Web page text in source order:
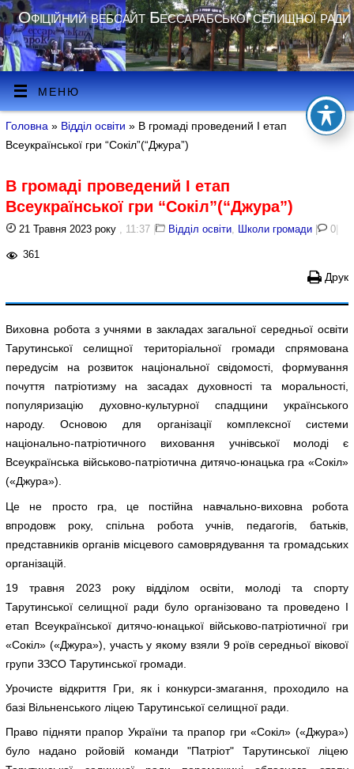
Офіційний вебсайт Бессарабської селищної ради
МЕНЮ
Головна » Відділ освіти » В громаді проведений І етап
Всеукраїнської гри “Сокіл”(“Джура”)
В громаді проведений І етап
Всеукраїнської гри “Сокіл”(“Джура”)
21 Травня 2023 року , 11:37 | Відділ освіти, Школи громади | 0
361
Друк
Виховна робота з учнями в закладах загальної середньої освіти
Тарутинської селищної територіальної громади спрямована
передусім на розвиток національної свідомості, формування
почуття патріотизму на засадах духовності та моральності,
популяризацію духовно-культурної спадщини українського
народу. Основою для організації комплексної системи
національно-патріотичного виховання учнівської молоді є
Всеукраїнська військово-патріотична дитячо-юнацька гра «Сокіл»
(«Джура»).
Це не просто гра, це постійна навчально-виховна робота
впродовж року, спільна робота учнів, педагогів, батьків,
представників органів місцевого самоврядування та громадських
організацій.
19 травня 2023 року відділом освіти, молоді та спорту
Тарутинської селищної ради було організовано та проведено І
етап Всеукраїнської дитячо-юнацької військово-патріотичної гри
«Сокіл» («Джура»), участь у якому взяли 9 роїв середньої вікової
групи ЗЗСО Тарутинської громади.
Урочисте відкриття Гри, як і конкурси-змагання, проходило на
базі Вільненського ліцею Тарутинської селищної ради.
Право підняти прапор України та прапор гри «Сокіл» («Джура»)
було надано ройовій команди "Патріот" Тарутинської ліцею